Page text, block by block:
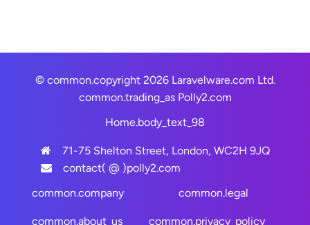
© common.copyright 2026 Laravelware.com Ltd.
common.trading_as Polly2.com
Home.body_text_98
71-75 Shelton Street, London, WC2H 9JQ
contact( @ )polly2.com
common.company
common.about_us
common.legal
common.privacy_policy